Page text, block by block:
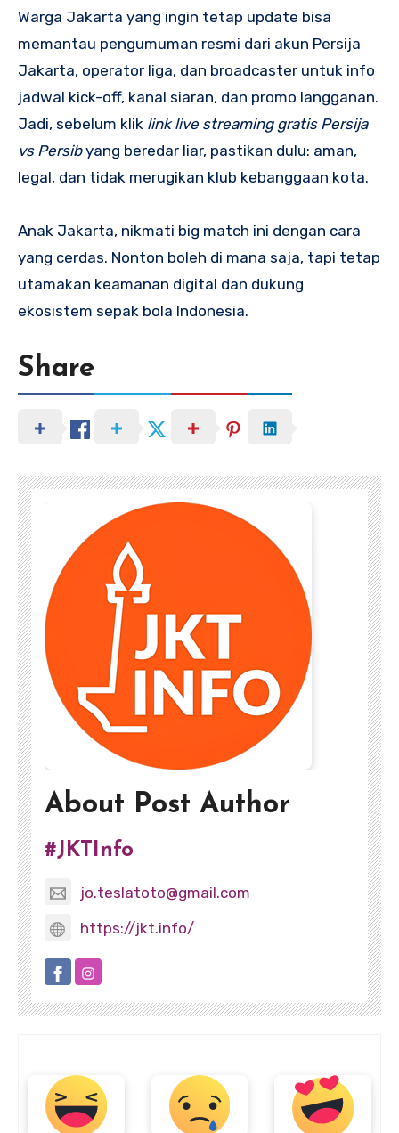
Warga Jakarta yang ingin tetap update bisa
memantau pengumuman resmi dari akun Persija
Jakarta, operator liga, dan broadcaster untuk info
jadwal kick-off, kanal siaran, dan promo langganan.
Jadi, sebelum klik link live streaming gratis Persija
vs Persibyang beredar liar, pastikan dulu: aman,
legal, dan tidak merugikan klub kebanggaan kota.
Anak Jakarta, nikmati big match ini dengan cara
yang cerdas. Nonton boleh di mana saja, tapi tetap
utamakan keamanan digital dan dukung
ekosistem sepak bola Indonesia.
Share
About Post Author
#JKTInfo
jo.teslatoto@gmail.com
https://jkt.info/